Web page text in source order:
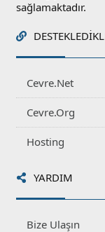
sağlamaktadır.
Cevre.Net
Cevre.Org
Hosting
YARDIM
Bize Ulaşın